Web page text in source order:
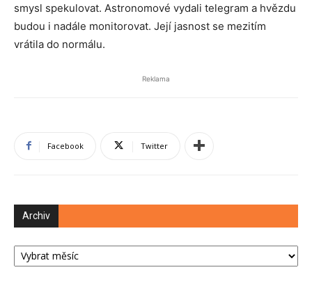
smysl spekulovat. Astronomové vydali telegram a hvězdu
budou i nadále monitorovat. Její jasnost se mezitím
vrátila do normálu.
Reklama
Facebook Twitter
Archiv
Archiv